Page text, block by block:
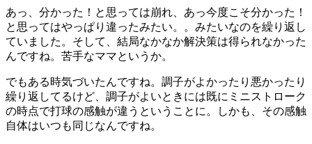
あっ、分かった！と思っては崩れ、あっ今度こそ分かった！
と思ってはやっぱり違ったみたい。。みたいなのを繰り返し
ていました。そして、結局なかなか解決策は得られなかった
んですね。苦手なママというか。
でもある時気づいたんですね。調子がよかったり悪かったり
繰り返してるけど、調子がよいときには既にミニストローク
の時点で打球の感触が違うということに。しかも、その感触
自体はいつも同じなんですね。